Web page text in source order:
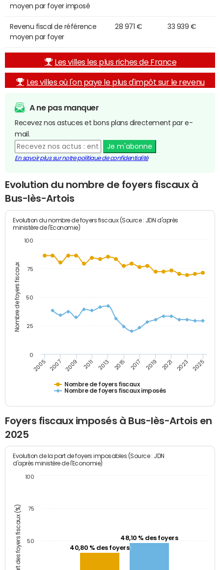
moyen par foyer imposé
Revenu fiscal de référence
moyen par foyer
28 971 € 33 939 €
Les villes les plus riches de France
Les villes où l'on paye le plus d'impôt sur le revenu
A ne pas manquer
Recevez nos astuces et bons plans directement par e-
mail.
Je m'abonne
En savoir plus sur notre politique de confidentialité
Evolution du nombre de foyers fiscaux à
Bus-lès-Artois
Nombre de foyers fiscaux
Evolution du nombre de foyers fiscaux (Source : JDN d'après
ministère de l'Economie)
Nombre de foyers fiscaux
Nombre de foyers fiscaux imposés
2005 2007 2009 2011 2013 2015 2017 2019 2021 2023 2025
0
25
50
75
100
Foyers fiscaux imposés à Bus-lès-Artois en
2025
Part des foyers fiscaux (%)
Evolution de la part de foyers imposables (Source : JDN
d'après ministère de l'Economie)
40,80 % des foyers
48,10 % des foyers
50
75
100